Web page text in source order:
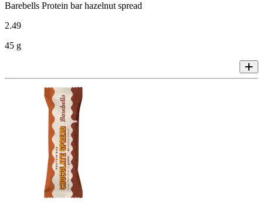
Barebells Protein bar hazelnut spread
2.49
45 g